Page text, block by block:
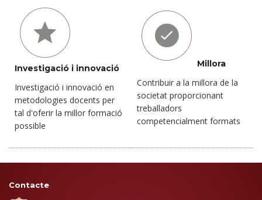
Investigació i innovació
Investigació i innovació en
metodologies docents per
tal d'oferir la millor formació
possible
Millora
Contribuir a la millora de la
societat proporcionant
treballadors
competencialment formats
Contacte